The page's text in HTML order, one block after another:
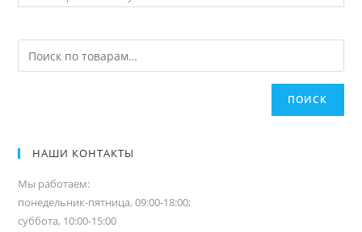
ПОИСК
НАШИ КОНТАКТЫ
Мы работаем:
понедельник-пятница, 09:00-18:00;
суббота, 10:00-15:00